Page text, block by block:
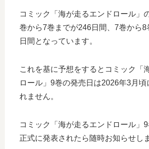
コミック「海が走るエンドロール」
巻から7巻までが246日間、7巻から8
日間となっています。
これを基に予想をするとコミック「
ロール」9巻の発売日は2026年3月頃
れません。
コミック「海が走るエンドロール」
正式に発表されたら随時お知らせし